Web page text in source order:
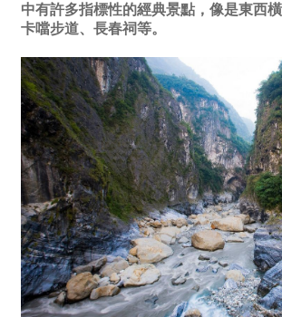
中有許多指標性的經典景點，像是東西
卡噹步道、長春祠等。